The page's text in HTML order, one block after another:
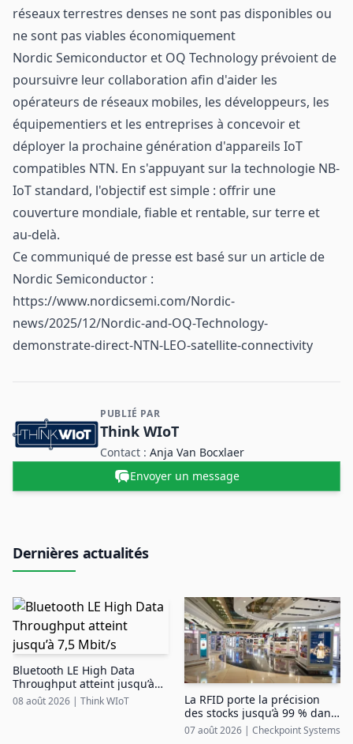
réseaux terrestres denses ne sont pas disponibles ou
ne sont pas viables économiquement
Nordic Semiconductor et OQ Technology prévoient de
poursuivre leur collaboration afin d'aider les
opérateurs de réseaux mobiles, les développeurs, les
équipementiers et les entreprises à concevoir et
déployer la prochaine génération d'appareils IoT
compatibles NTN. En s'appuyant sur la technologie NB-
IoT standard, l'objectif est simple : offrir une
couverture mondiale, fiable et rentable, sur terre et
au-delà.
Ce communiqué de presse est basé sur un article de
Nordic Semiconductor :
https://www.nordicsemi.com/Nordic-
news/2025/12/Nordic-and-OQ-Technology-
demonstrate-direct-NTN-LEO-satellite-connectivity
Contact et informations sur l'entreprise
PUBLIÉ PAR
Think WIoT
Contact :Anja Van Bocxlaer
Envoyer un message
Dernières actualités
Bluetooth LE High Data
Throughput atteint jusqu’à
7,5 Mbit/s
08 août 2026 | Think WIoT
La RFID porte la précision
des stocks jusqu’à 99 % dans
le duty free aéroportuaire
07 août 2026 | Checkpoint Systems